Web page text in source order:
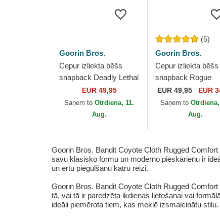
Goorin Bros.
Cepur izliekta bēšs
snapback Deadly Lethal
Linen Rugged Comfort
The Farm no Goorin
EUR 49,95
Saņem toOtrdiena, 11.
Aug.
(5)
Goorin Bros.
Cepur izliekta bēšs
snapback Rogue
Thread Rebel
Comfort The Farm
Goorin Bros.
EUR49,95 EUR
Saņem toOtrdiena,
Aug.
Goorin Bros. Bandit Coyote Cloth Rugged
savu klasisko formu un moderno pieskārienu ir
un ērtu piegulšanu katru reizi.
Goorin Bros. Bandit Coyote Cloth Rugged
tā, vai tā ir paredzēta ikdienas lietošanai vai
ideāli piemērota tiem, kas meklē izsmalcinātu stilu.